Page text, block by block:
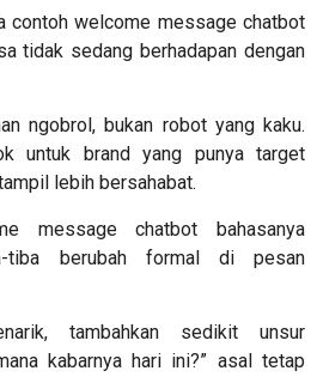
contoh welcome message chatbot
tidak sedang berhadapan dengan
ngobrol, bukan robot yang kaku.
untuk brand yang punya target
lebih bersahabat.
message chatbotbahasanya
tiba berubah formal di pesan
tambahkan sedikit unsur
kabarnya hari ini?” asal tetap